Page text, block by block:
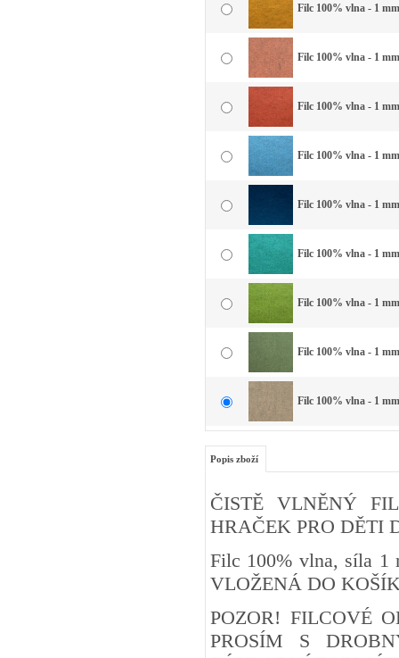
Filc 100% vlna - 1
Filc 100% vlna - 1
Filc 100% vlna - 1
Filc 100% vlna - 1
Filc 100% vlna - 1
Filc 100% vlna - 1
Filc 100% vlna - 1
Filc 100% vlna - 1
Filc 100% vlna - 1
Popis zboží
ČISTĚ VLNĚNÝ
HRAČEK PRO DĚTI
Filc 100% vlna, síla 1
VLOŽENÁ DO
POZOR! FILCOVÉ
PROSÍM S